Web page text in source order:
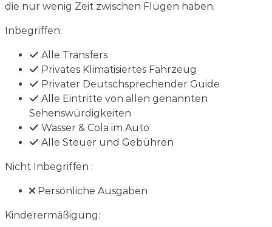
die nur wenig Zeit zwischen Flügen haben.
Inbegriffen:
Alle Transfers
Privates Klimatisiertes Fahrzeug
Privater Deutschsprechender Guide
Alle Eintritte von allen genannten
Sehenswürdigkeiten
Wasser & Cola im Auto
Alle Steuer und Gebühren
Nicht Inbegriffen :
Persönliche Ausgaben
Kinderermäßigung: